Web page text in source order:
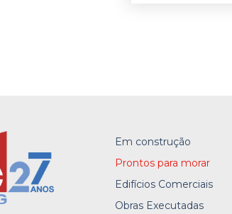
Em construção
Prontos para morar
Edifícios Comerciais
Obras Executadas